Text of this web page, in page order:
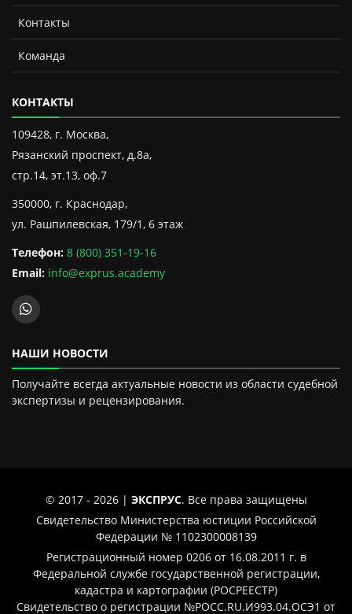
Контакты
Команда
КОНТАКТЫ
109428, г. Москва,
Рязанский проспект, д.8а,
стр.14, эт.13, оф.7
350000, г. Краснодар,
ул. Рашпилевская, 179/1, 6 этаж
Телефон: 8 (800) 351-19-16
Email: info@exprus.academy
НАШИ НОВОСТИ
Получайте всегда актуальные новости из области судебной
экспертизы и рецензирования.
© 2017 - 2026 | ЭКСПРУС. Все права защищены
Свидетельство Министерства юстиции Российской
Федерации № 1102300008139
Регистрационный номер 0206 от 16.08.2011 г. в
Федеральной службе государственной регистрации,
кадастра и картографии (РОСРЕЕСТР)
Свидетельство о регистрации №РОСС.RU.И993.04.ОСЭ1 от